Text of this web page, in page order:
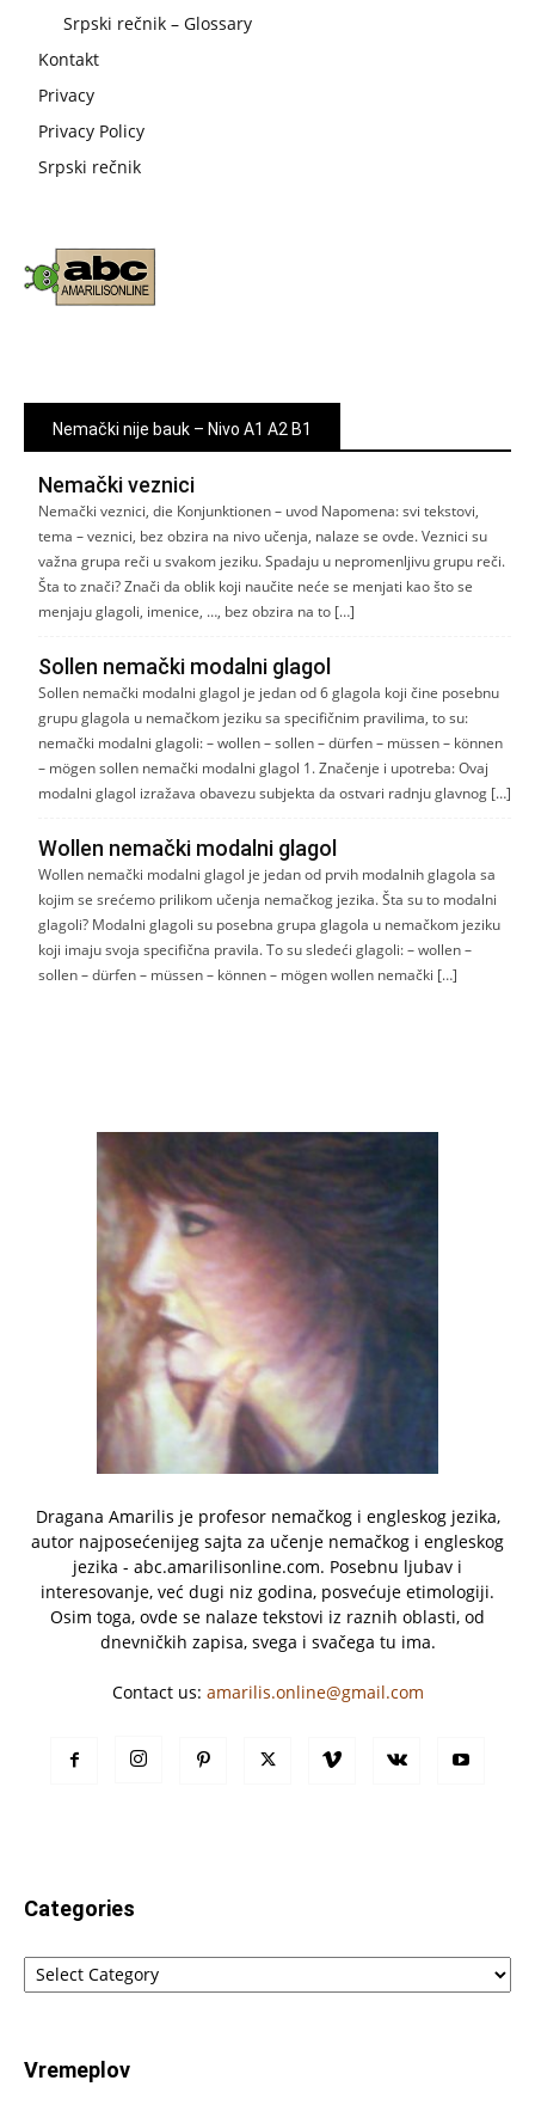
Srpski rečnik – Glossary
Kontakt
Privacy
Privacy Policy
Srpski rečnik
Nemački nije bauk – Nivo A1 A2 B1
Nemački veznici
Nemački veznici, die Konjunktionen – uvod Napomena: svi tekstovi,
tema – veznici, bez obzira na nivo učenja, nalaze se ovde. Veznici su
važna grupa reči u svakom jeziku. Spadaju u nepromenljivu grupu reči.
Šta to znači? Znači da oblik koji naučite neće se menjati kao što se
menjaju glagoli, imenice, …, bez obzira na to […]
Sollen nemački modalni glagol
Sollen nemački modalni glagol je jedan od 6 glagola koji čine posebnu
grupu glagola u nemačkom jeziku sa specifičnim pravilima, to su:
nemački modalni glagoli: – wollen – sollen – dürfen – müssen – können
– mögen sollen nemački modalni glagol 1. Značenje i upotreba: Ovaj
modalni glagol izražava obavezu subjekta da ostvari radnju glavnog […]
Wollen nemački modalni glagol
Wollen nemački modalni glagol je jedan od prvih modalnih glagola sa
kojim se srećemo prilikom učenja nemačkog jezika. Šta su to modalni
glagoli? Modalni glagoli su posebna grupa glagola u nemačkom jeziku
koji imaju svoja specifična pravila. To su sledeći glagoli: – wollen –
sollen – dürfen – müssen – können – mögen wollen nemački […]
Dragana Amarilis je profesor nemačkog i engleskog jezika,
autor najposećenijeg sajta za učenje nemačkog i engleskog
jezika - abc.amarilisonline.com. Posebnu ljubav i
interesovanje, već dugi niz godina, posvećuje etimologiji.
Osim toga, ovde se nalaze tekstovi iz raznih oblasti, od
dnevničkih zapisa, svega i svačega tu ima.
Contact us: amarilis.online@gmail.com
Categories
Categories
Vremeplov